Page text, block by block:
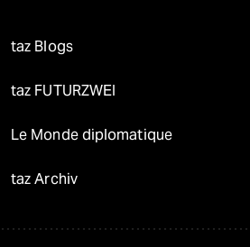
taz Blogs
taz FUTURZWEI
Le Monde diplomatique
taz Archiv